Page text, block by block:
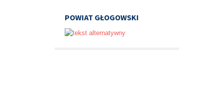
POWIAT GŁOGOWSKI